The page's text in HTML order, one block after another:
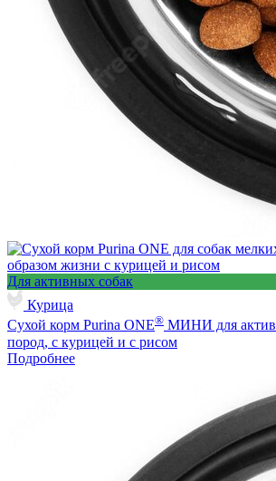
Для активных собак
Курица
Сухой корм Purina ONE® МИНИ для
пород, с курицей и с рисом
Подробнее